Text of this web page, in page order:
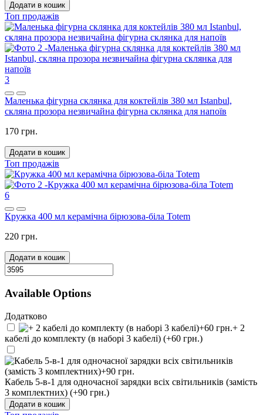
Додати в кошик
Топ продажів
3
Маленька фігурна склянка для коктейлів 380 мл Istanbul,
скляна прозора незвичайна фігурна склянка для напоїв
170 грн.
Додати в кошик
Топ продажів
6
Кружка 400 мл керамічна бірюзова-біла Totem
220 грн.
Додати в кошик
Available Options
Додатково
+ 2
кабелі до комплекту (в наборі 3 кабелі) (+60 грн.)
Кабель 5-в-1 для одночасної зарядки всіх світильників (замість
3 комплектних) (+90 грн.)
Додати в кошик